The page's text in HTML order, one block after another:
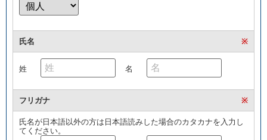
氏名 ※
姓 名
フリガナ ※
氏名が日本語以外の方は日本語読みした場合のカタカナを入力し
てください。